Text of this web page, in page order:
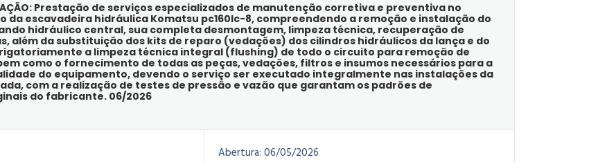
Prestação de serviços especializados de manutenção corretiva e preventiva no
da escavadeira hidráulica Komatsu pc160lc-8, compreendendo a remoção e instalação do
hidráulico central, sua completa desmontagem, limpeza técnica, recuperação de
além da substituição dos kits de reparo (vedações) dos cilindros hidráulicos da lança e do
a limpeza técnica integral (flushing) de todo o circuito para remoção de
como o fornecimento de todas as peças, vedações, filtros e insumos necessários para a
do equipamento, devendo o serviço ser executado integralmente nas instalações da
com a realização de testes de pressão e vazão que garantam os padrões de
do fabricante. 06/2026
Abertura: 06/05/2026